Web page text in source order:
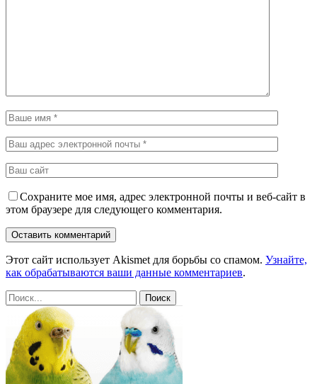
Сохраните мое имя, адрес электронной почты и веб-сайт в
этом браузере для следующего комментария.
Этот сайт использует Akismet для борьбы со спамом. Узнайте,
как обрабатываются ваши данные комментариев.